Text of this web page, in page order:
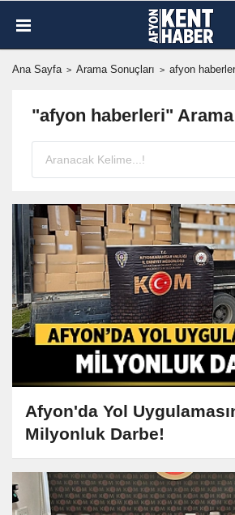
Ana Sayfa Arama Sonuçları afyon
"afyon haberleri" Arama
Afyon'da Yol
Milyonluk Darbe!